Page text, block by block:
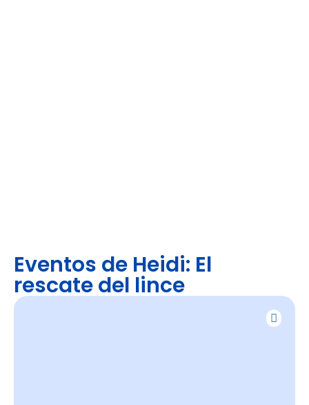
Eventos de Heidi: El
rescate del lince